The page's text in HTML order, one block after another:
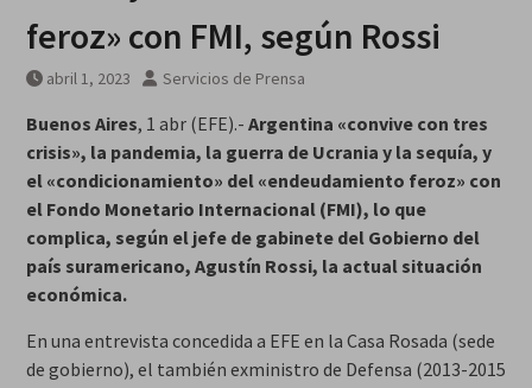
Síntesis de principales
informaciones últimas 24 horas,
jueves 6 agosto 2026
feroz» con FMI, según Rossi
abril 1, 2023 Servicios de Prensa
Buenos Aires, 1 abr (EFE).- Argentina «convive con tres
crisis», la pandemia, la guerra de Ucrania y la sequía, y
el «condicionamiento» del «endeudamiento feroz» con
el Fondo Monetario Internacional (FMI), lo que
complica, según el jefe de gabinete del Gobierno del
país suramericano, Agustín Rossi, la actual situación
económica.
En una entrevista concedida a EFE en la Casa Rosada (sede
de gobierno), el también exministro de Defensa (2013-2015